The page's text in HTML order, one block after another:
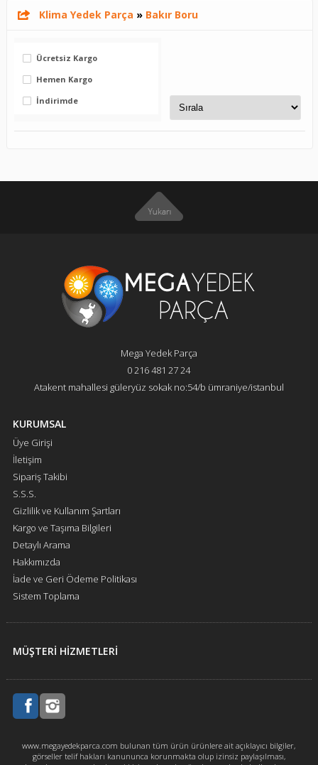
Klima Yedek Parça » Bakır Boru
Ücretsiz Kargo
Hemen Kargo
İndirimde
Mega Yedek Parça
0 216 481 27 24
Atakent mahallesi güleryüz sokak no:54/b ümraniye/istanbul
KURUMSAL
Üye Girişi
İletişim
Sipariş Takibi
S.S.S.
Gizlilik ve Kullanım Şartları
Kargo ve Taşıma Bilgileri
Detaylı Arama
Hakkımızda
İade ve Geri Ödeme Politikası
Sistem Toplama
MÜŞTERİ HİZMETLERİ
www.megayedekparca.com bulunan tüm ürün ürünlere ait açıklayıcı bilgiler,
görseller telif hakları kanununca korunmakta olup izinsiz paylaşılması,